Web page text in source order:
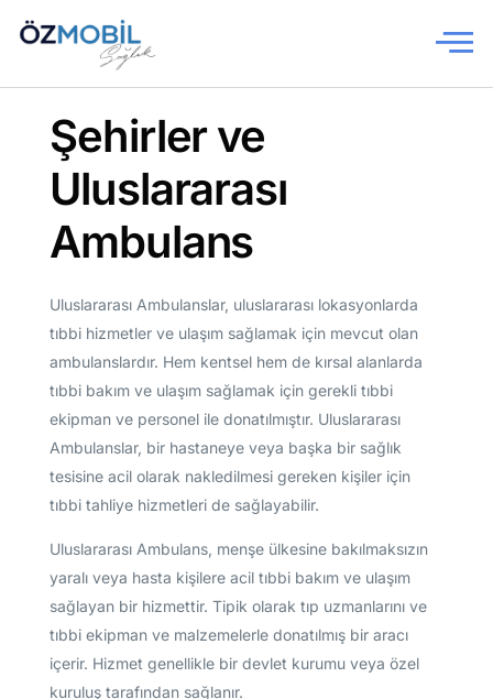
Şehirler ve
Uluslararası
Ambulans
Uluslararası Ambulanslar, uluslararası lokasyonlarda
tıbbi hizmetler ve ulaşım sağlamak için mevcut olan
ambulanslardır. Hem kentsel hem de kırsal alanlarda
tıbbi bakım ve ulaşım sağlamak için gerekli tıbbi
ekipman ve personel ile donatılmıştır. Uluslararası
Ambulanslar, bir hastaneye veya başka bir sağlık
tesisine acil olarak nakledilmesi gereken kişiler için
tıbbi tahliye hizmetleri de sağlayabilir.
Uluslararası Ambulans, menşe ülkesine bakılmaksızın
yaralı veya hasta kişilere acil tıbbi bakım ve ulaşım
sağlayan bir hizmettir. Tipik olarak tıp uzmanlarını ve
tıbbi ekipman ve malzemelerle donatılmış bir aracı
içerir. Hizmet genellikle bir devlet kurumu veya özel
kuruluş tarafından sağlanır.
Hakkımızda
Ambulans Hizmetleri
İletişim